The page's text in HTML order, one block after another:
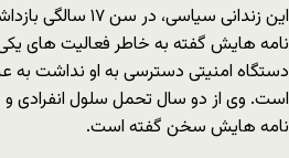
این زندانی سیاسی،
نامه هایش گفته به خاطر فعالیت های یکی
دستگاه امنیتی دسترسی به او نداشت به
است. وی از دو سال تحمل سلول انفرادی
نامه هایش سخن گفته است.